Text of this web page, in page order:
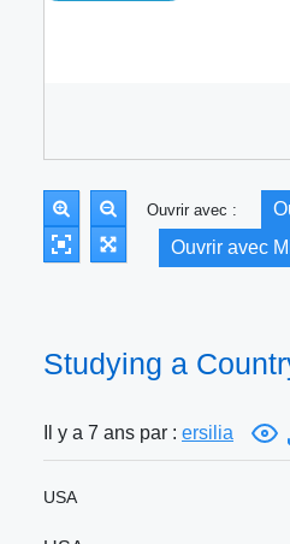
Ouvrir avec :
Ouvrir avec
Studying a
Il y a 7 ans par : ersilia
USA